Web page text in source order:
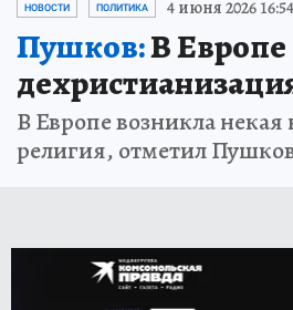
НОВОСТИ ПОЛИТИКА 4 июня 2026 16:54
Пушков:В
В Европе возникла некая
религия, отметил